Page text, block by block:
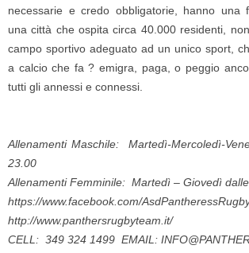
necessarie e credo obbligatorie, hanno una
una città che ospita circa 40.000 residenti,
campo sportivo adeguato ad un unico sport,
a calcio che fa ? emigra, paga, o peggio
tutti gli annessi e connessi.
Allenamenti Maschile: Martedì-Mercoledì-
23.00
Allenamenti Femminile: Martedì – Giovedì
https://www.facebook.com/
http://www.panthersrugbyteam.it/
CELL: 349 324 1499 EMAIL: